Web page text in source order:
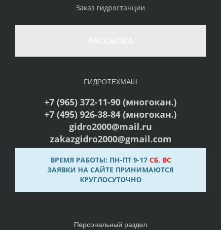
Заказ гидростанции
ГИДРОТЕХМАШ
+7 (965) 372-11-90 (многокан.)
+7 (495) 926-38-84 (многокан.)
gidro2000@mail.ru
zakazgidro2000@gmail.com
ВРЕМЯ РАБОТЫ: ПН-ПТ 9-17 СБ, ВС
ЗАЯВКИ НА САЙТЕ ПРИНИМАЮТСЯ
КРУГЛОСУТОЧНО
Персональный раздел